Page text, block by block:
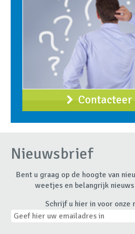
Contacteer
Nieuwsbrief
Bent u graag op de hoogte van
weetjes en belangrijk
Schrijf u hier in voor onze